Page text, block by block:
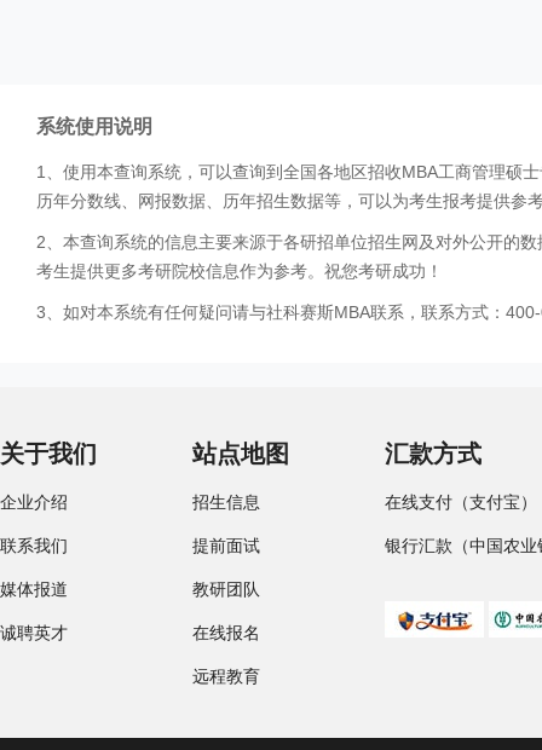
系统使用说明
1、使用本查询系统，可以查询到全国各地区招收MBA工商管理硕
历年分数线、网报数据、历年招生数据等，可以为考生报考提供参
2、本查询系统的信息主要来源于各研招单位招生网及对外公开的
考生提供更多考研院校信息作为参考。祝您考研成功！
3、如对本系统有任何疑问请与社科赛斯MBA联系，联系方式：
关于我们
企业介绍
联系我们
媒体报道
诚聘英才
站点地图
招生信息
提前面试
教研团队
在线报名
远程教育
汇款方式
在线支付（支付宝）
银行汇款（中国农业